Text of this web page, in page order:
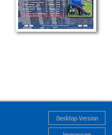
Desktop-Version